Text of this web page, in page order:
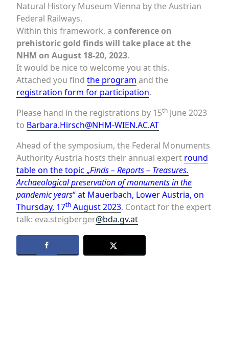
Natural History Museum Vienna by the Austrian
Federal Railways.
Within this framework, a conference on
prehistoric gold finds will take place at the
NHM on August 18-20, 2023.
It would be nice to welcome you at this.
Attached you find the program and the
registration form for participation.
Please hand in the registrations by 15th June 2023
to Barbara.Hirsch@NHM-WIEN.AC.AT
Ahead of the symposium, the Federal Monuments
Authority Austria hosts their annual expert round
table on the topic „Finds – Reports – Treasures.
Archaeological preservation of monuments in the
pandemic years“ at Mauerbach, Lower Austria, on
Thursday, 17th August 2023. Contact for the expert
talk: eva.steigberger@bda.gv.at